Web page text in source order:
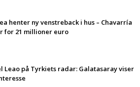
henter ny venstreback i hus – Chavarría
for 21 millioner euro
Leao på Tyrkiets radar: Galatasaray viser